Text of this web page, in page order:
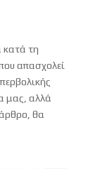
κατά τη
απασχολεί
μας, αλλά
θα